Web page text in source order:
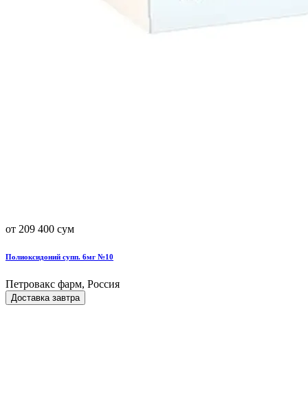
от 209 400 сум
Полиоксидоний супп. 6мг №10
Петровакс фарм, Россия
Доставка завтра